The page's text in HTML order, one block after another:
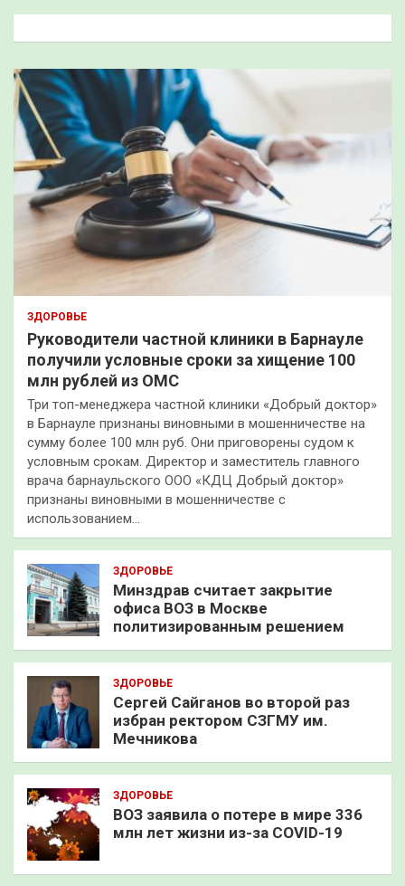
к
ЗДОРОВЬЕ
Руководители частной клиники в Барнауле
получили условные сроки за хищение 100
млн рублей из ОМС
Три топ-менеджера частной клиники «Добрый доктор»
в Барнауле признаны виновными в мошенничестве на
сумму более 100 млн руб. Они приговорены судом к
условным срокам. Директор и заместитель главного
врача барнаульского ООО «КДЦ Добрый доктор»
признаны виновными в мошенничестве с
использованием…
ЗДОРОВЬЕ
Минздрав считает закрытие
офиса ВОЗ в Москве
политизированным решением
ЗДОРОВЬЕ
Сергей Сайганов во второй раз
избран ректором СЗГМУ им.
Мечникова
ЗДОРОВЬЕ
ВОЗ заявила о потере в мире 336
млн лет жизни из-за COVID-19